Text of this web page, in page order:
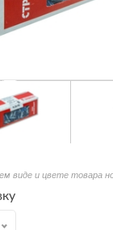
виде и цвете товара